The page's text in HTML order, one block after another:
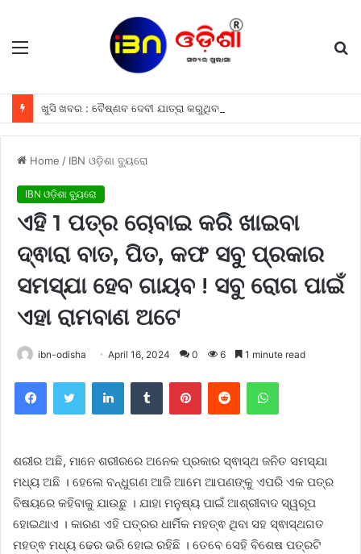
Menu
Home / IBN ଓଡ଼ିଶା ବ୍ୟୁରୋ
IBN ଓଡ଼ିଶା ବ୍ୟୁରୋ
ଏହି 1 ପତ୍ର ଚୋବାଇ କରି ଖାଇବା
ଦ୍ଵାରା ବାତ, ପିତ, କଫ ସବୁ ପ୍ରକାର
ସମସ୍ଯା ହେବ ଗାୟବ ! ସବୁ ରୋଗ ପାଇଁ
ଏହା ରାମବାଣ ଅଟେ
ibn-odisha April 16, 2024 0 6 1 minute read
FacebookTwitter LinkedInTumblr PinterestReddit WhatsApp
ଶରୀର ଅଛି, ମାନେ ଶରୀରରେ ଅନେକ ପ୍ରକାର ସ୍ଵାସ୍ଥ ଜନିତ ସମସ୍ଯା
ମଧ୍ୟ ଅଛି । ହେଲେ ବନ୍ଧୁଗଣ ଆଜି ଆମେ ଆପଣଙ୍କୁ ଏପରି ଏକ ପତ୍ର
ବିଷୟରେ କହିବାକୁ ଯାଉଛୁ । ଯାହା ମନୁଷ୍ୟ ପାଇଁ ଆଶ୍ରୀବାଦ ସ୍ୱରୂପ
ହୋଇଥାଏ । କାରଣ ଏହି ପତ୍ରର ଧାର୍ମିକ ମହତ୍ଵ ଥିବା ସହ ସ୍ଵାସ୍ଥଗତ
ମହତ୍ଵ ମଧ୍ୟ ଢେର ଭରି ହୋଇ ରହିଛି । ତେବେ ସେହି ବିଶେଷ ପତ୍ରଟି